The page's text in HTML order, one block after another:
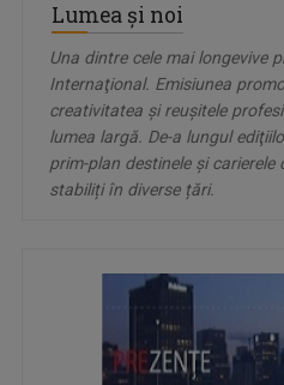
Lumea şi noi
Una dintre cele mai longevive
Internaţional. Emisiunea
creativitatea și reușitele
lumea largă. De-a lungul
prim-plan destinele şi carierele
stabiliți în diverse țări.